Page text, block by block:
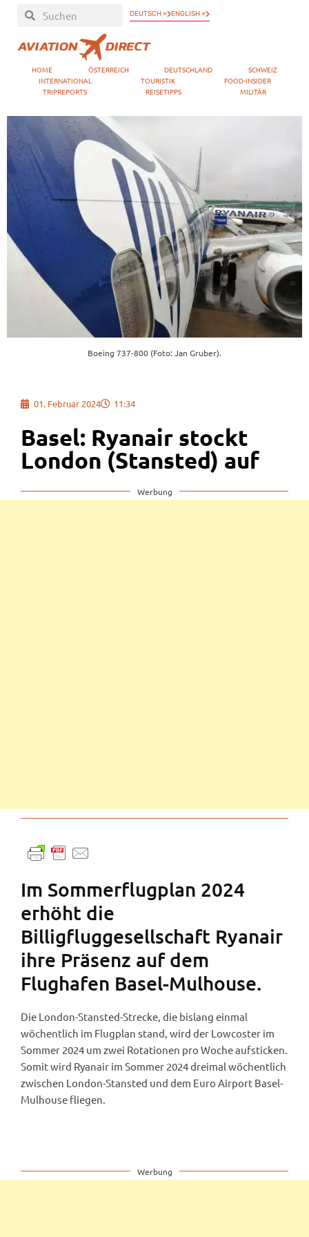
DEUTSCH » ENGLISH »
HOME ÖSTERREICH DEUTSCHLAND
SCHWEIZ
INTERNATIONAL
TOURISTIK
FOOD-INSIDER
TRIPREPORTS
REISETIPPS MILITÄR
Boeing 737-800 (Foto: Jan Gruber).
01. Februar 2024 11:34
Basel: Ryanair stockt
London (Stansted) auf
Werbung
Im Sommerflugplan 2024
erhöht die
Billigfluggesellschaft Ryanair
ihre Präsenz auf dem
Flughafen Basel-Mulhouse.
Die London-Stansted-Strecke, die bislang einmal
wöchentlich im Flugplan stand, wird der Lowcoster im
Sommer 2024 um zwei Rotationen pro Woche aufsticken.
Somit wird Ryanair im Sommer 2024 dreimal wöchentlich
zwischen London-Stansted und dem Euro Airport Basel-
Mulhouse fliegen.
Werbung